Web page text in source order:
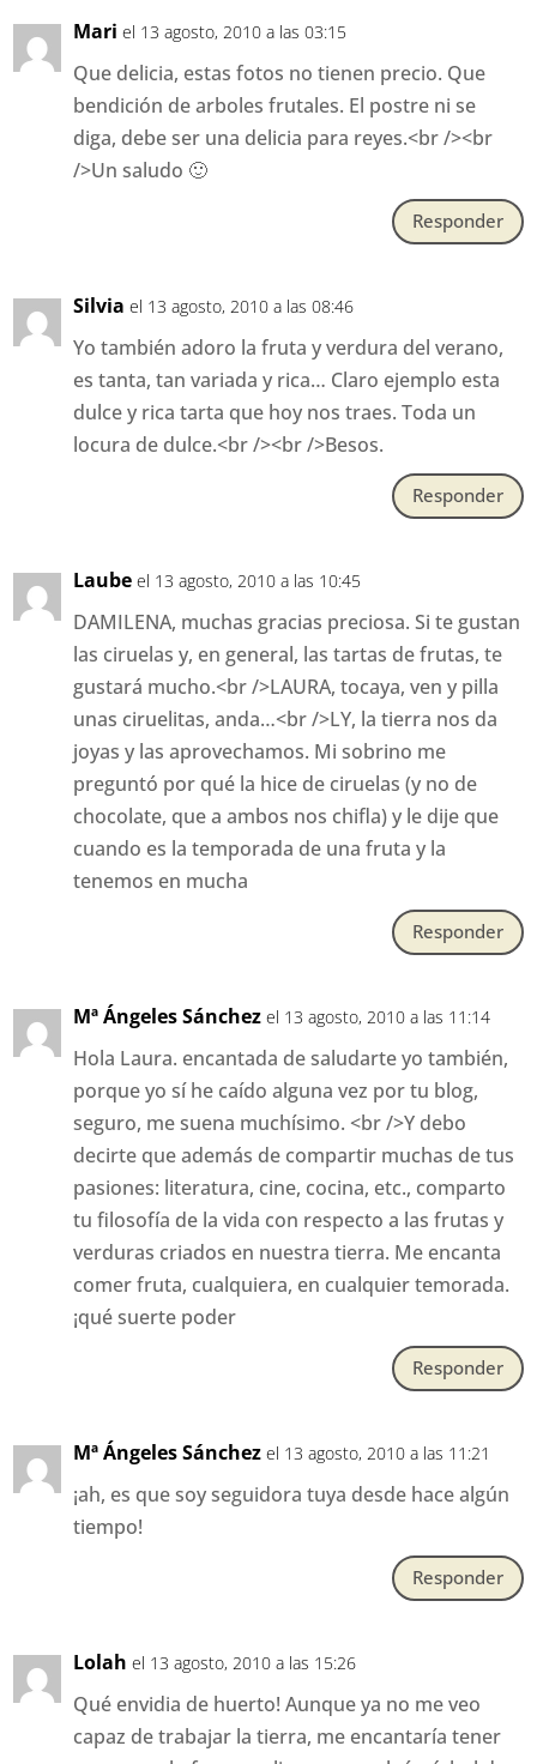
Mari el 13 agosto, 2010 a las 03:15
Que delicia, estas fotos no tienen precio. Que
bendición de arboles frutales. El postre ni se
diga, debe ser una delicia para reyes.<br /><br
/>Un saludo 🙂
Responder
Silvia el 13 agosto, 2010 a las 08:46
Yo también adoro la fruta y verdura del verano,
es tanta, tan variada y rica… Claro ejemplo esta
dulce y rica tarta que hoy nos traes. Toda un
locura de dulce.<br /><br />Besos.
Responder
Laube el 13 agosto, 2010 a las 10:45
DAMILENA, muchas gracias preciosa. Si te gustan
las ciruelas y, en general, las tartas de frutas, te
gustará mucho.<br />LAURA, tocaya, ven y pilla
unas ciruelitas, anda…<br />LY, la tierra nos da
joyas y las aprovechamos. Mi sobrino me
preguntó por qué la hice de ciruelas (y no de
chocolate, que a ambos nos chifla) y le dije que
cuando es la temporada de una fruta y la
tenemos en mucha
Responder
Mª Ángeles Sánchez el 13 agosto, 2010 a las 11:14
Hola Laura. encantada de saludarte yo también,
porque yo sí he caído alguna vez por tu blog,
seguro, me suena muchísimo. <br />Y debo
decirte que además de compartir muchas de tus
pasiones: literatura, cine, cocina, etc., comparto
tu filosofía de la vida con respecto a las frutas y
verduras criados en nuestra tierra. Me encanta
comer fruta, cualquiera, en cualquier temorada.
¡qué suerte poder
Responder
Mª Ángeles Sánchez el 13 agosto, 2010 a las 11:21
¡ah, es que soy seguidora tuya desde hace algún
tiempo!
Responder
Lolah el 13 agosto, 2010 a las 15:26
Qué envidia de huerto! Aunque ya no me veo
capaz de trabajar la tierra, me encantaría tener